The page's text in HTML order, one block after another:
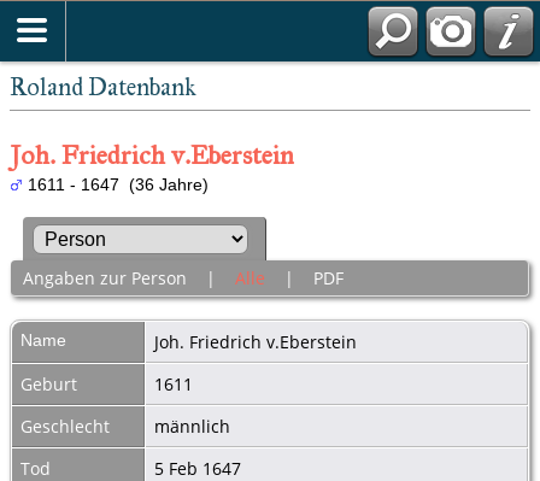
Roland Datenbank
Joh. Friedrich v.Eberstein
1611 - 1647 (36 Jahre)
Angaben zur Person | Alle | PDF
Name Joh. Friedrich v.Eberstein
Geburt
1611
Geschlecht
männlich
Tod
5 Feb 1647